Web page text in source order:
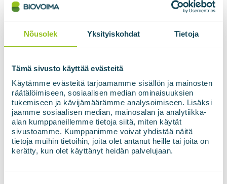
Nõusolek Yksityiskohdat Tietoja
Tämä sivusto käyttää evästeitä
Käytämme evästeitä tarjoamamme sisällön ja mainosten
räätälöimiseen, sosiaalisen median ominaisuuksien
tukemiseen ja kävijämäärämme analysoimiseen. Lisäksi
jaamme sosiaalisen median, mainosalan ja analytiikka-
alan kumppaneillemme tietoja siitä, miten käytät
sivustoamme. Kumppanimme voivat yhdistää näitä
tietoja muihin tietoihin, joita olet antanut heille tai joita on
kerätty, kun olet käyttänyt heidän palvelujaan.